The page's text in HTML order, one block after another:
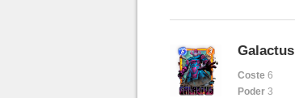
Galactus
Coste 6
Poder 3